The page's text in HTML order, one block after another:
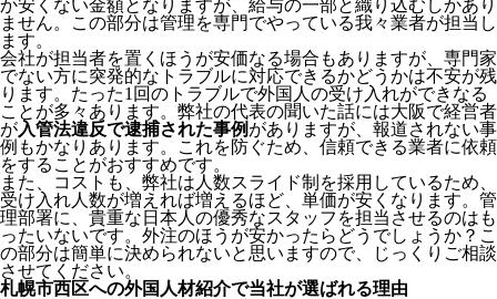
か安くない金額となりますが、給与の一部と織り込むしかあり
ません。この部分は管理を専門でやっている我々業者が担当し
ます。
会社が担当者を置くほうが安価なる場合もありますが、専門家
でない方に突発的なトラブルに対応できるかどうかは不安が残
ります。たった1回のトラブルで外国人の受け入れができなる
ことが多々あります。弊社の代表の聞いた話には大阪で経営者
が入管法違反で逮捕された事例 がありますが、報道されない事
例もかなりあります。これを防ぐため、信頼できる業者に依頼
をすることがおすすめです。
また、コストも、弊社は人数スライド制を採用しているため、
受け入れ人数が増えれば増えるほど、単価が安くなります。管
理部署に、貴重な日本人の優秀なスタッフを担当させるのはも
ったいないです。外注のほうが安かったらどうでしょうか？こ
の部分は簡単に決められないと思いますので、じっくりご相談
させてください。
札幌市西区への外国人材紹介で当社が選ばれる理由